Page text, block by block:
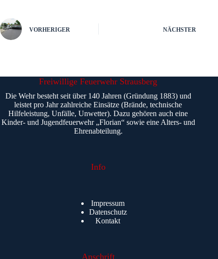
VORHERIGER NÄCHSTER
Freiwillige Feuerwehr Strausberg
Die Wehr besteht seit über 140 Jahren (Gründung 1883) und
leistet pro Jahr zahlreiche Einsätze (Brände, technische
Hilfeleistung, Unfälle, Unwetter). Dazu gehören auch eine
Kinder- und Jugendfeuerwehr „Florian“ sowie eine Alters- und
Ehrenabteilung.
Info
Impressum
Datenschutz
Kontakt
Anschrift